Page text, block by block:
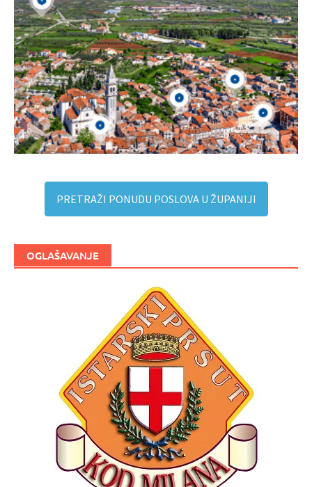
PRETRAŽI PONUDU POSLOVA U ŽUPANIJI
OGLAŠAVANJE